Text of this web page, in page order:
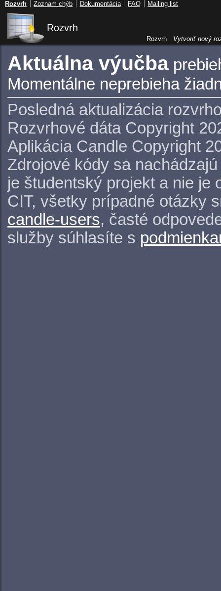
Rozvrh
Aktuálna výučba
Momentálne neprebieha
Posledná aktualizácia
Rozvrhové dáta Copyright
Aplikácia Candle Copyright
Zdrojové kódy sa
je študentský projekt a nie je
CIT, všetky prípadné otázky
candle-users, časté
služby súhlasíte s
Rozvrh Vytvoriť nový
Rozvrh Zoznam chýb Dokumentácia FAQ Mailing list